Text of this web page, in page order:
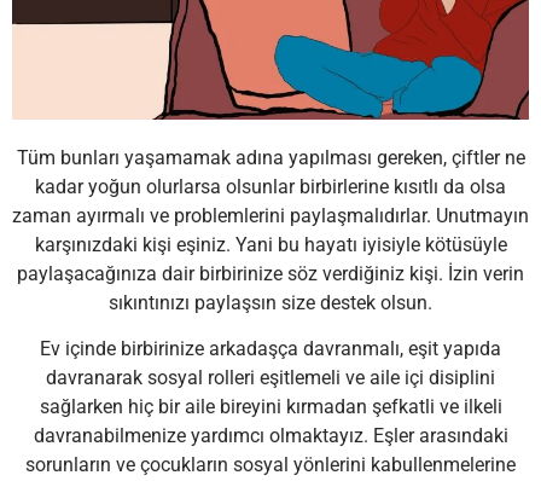
Tüm bunları yaşamamak adına yapılması gereken, çiftler ne
kadar yoğun olurlarsa olsunlar birbirlerine kısıtlı da olsa
zaman ayırmalı ve problemlerini paylaşmalıdırlar. Unutmayın
karşınızdaki kişi eşiniz. Yani bu hayatı iyisiyle kötüsüyle
paylaşacağınıza dair birbirinize söz verdiğiniz kişi. İzin verin
sıkıntınızı paylaşsın size destek olsun.
Ev içinde birbirinize arkadaşça davranmalı, eşit yapıda
davranarak sosyal rolleri eşitlemeli ve aile içi disiplini
sağlarken hiç bir aile bireyini kırmadan şefkatli ve ilkeli
davranabilmenize yardımcı olmaktayız. Eşler arasındaki
sorunların ve çocukların sosyal yönlerini kabullenmelerine